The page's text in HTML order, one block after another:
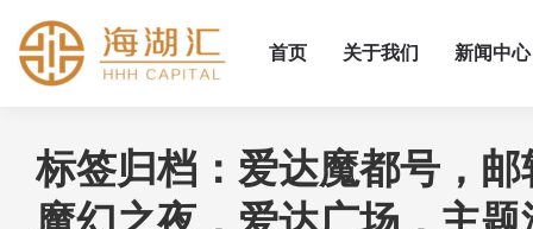
首页 关于我们 新闻中心
标签归档： 爱达魔都号，